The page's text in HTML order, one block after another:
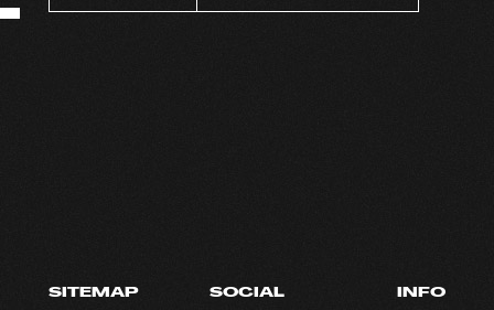
SITEMAP SOCIAL INFO